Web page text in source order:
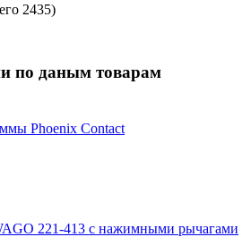
2435)
по даным товарам
Phoenix Contact
221-413 с нажимными рычагами